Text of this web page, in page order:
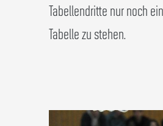
Tabellendritte nur noch
Tabelle zu stehen.